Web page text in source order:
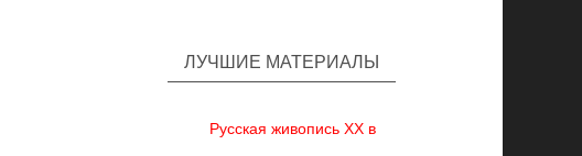
ЛУЧШИЕ МАТЕРИАЛЫ
Русская живопись XX в